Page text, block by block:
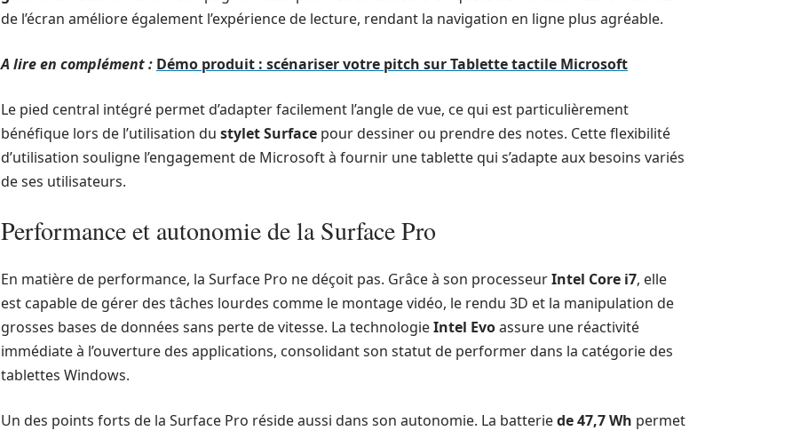
de l’écran améliore également l’expérience de lecture, rendant la navigation en ligne plus agréable.
A lire en complément : Démo produit : scénariser votre pitch sur Tablette tactile Microsoft
Le pied central intégré permet d’adapter facilement l’angle de vue, ce qui est particulièrement
bénéfique lors de l’utilisation du stylet Surface pour dessiner ou prendre des notes. Cette flexibilité
d’utilisation souligne l’engagement de Microsoft à fournir une tablette qui s’adapte aux besoins variés
de ses utilisateurs.
Performance et autonomie de la Surface Pro
En matière de performance, la Surface Pro ne déçoit pas. Grâce à son processeurIntel Core i7, elle
est capable de gérer des tâches lourdes comme le montage vidéo, le rendu 3D et la manipulation de
grosses bases de données sans perte de vitesse. La technologieIntel Evoassure une réactivité
immédiate à l’ouverture des applications, consolidant son statut de performer dans la catégorie des
tablettes Windows.
Un des points forts de la Surface Pro réside aussi dans son autonomie. La batteriede 47,7 Wh permet